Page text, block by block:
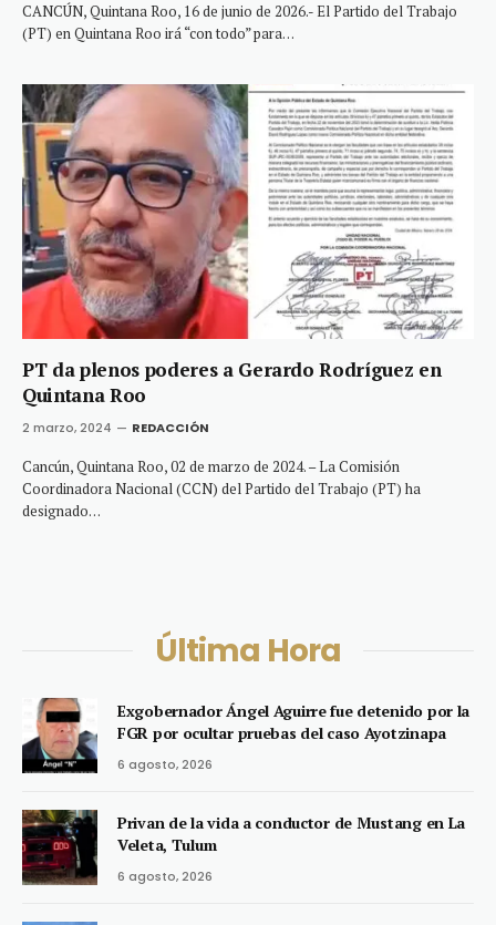
CANCÚN, Quintana Roo, 16 de junio de 2026.- El Partido del Trabajo
(PT) en Quintana Roo irá “con todo” para…
PT da plenos poderes a Gerardo Rodríguez en
Quintana Roo
2 marzo, 2024 REDACCIÓN
Cancún, Quintana Roo, 02 de marzo de 2024. – La Comisión
Coordinadora Nacional (CCN) del Partido del Trabajo (PT) ha
designado…
Última Hora
Exgobernador Ángel Aguirre fue detenido por la
FGR por ocultar pruebas del caso Ayotzinapa
6 agosto, 2026
Privan de la vida a conductor de Mustang en La
Veleta, Tulum
6 agosto, 2026